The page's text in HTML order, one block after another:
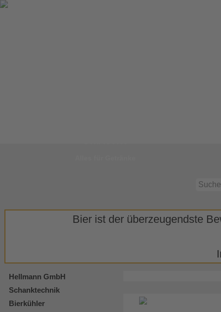
Bier ist der überzeugendste
Hellmann GmbH
Schanktechnik
Bierkühler